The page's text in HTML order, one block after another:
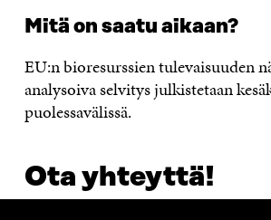
Mitä on saatu aikaan?
EU:n bioresurssien tulevaisuuden
analysoiva selvitys julkistetaan
puolessavälissä.
Ota yhteyttä!